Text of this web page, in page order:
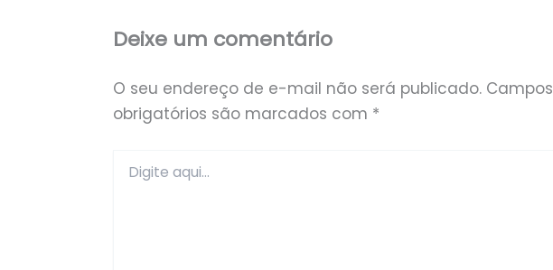
Deixe um comentário
O seu endereço de e-mail não será publicado. Campos
obrigatórios são marcados com *
aqui...